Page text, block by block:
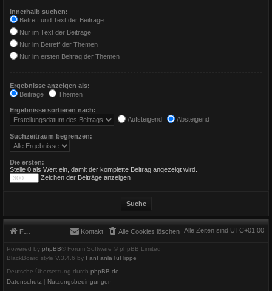
Innerhalb suchen:
Betreff und Text der Beiträge
Nur im Text der Beiträge
Nur im Betreff der Themen
Nur im ersten Beitrag der Themen
Ergebnisse anzeigen als:
Beiträge
Themen
Ergebnisse sortieren nach:
Aufsteigend
Absteigend
Suchzeitraum begrenzen:
Die ersten:
Stelle 0 als Wert ein, damit der komplette Beitrag angezeigt wird.
Zeichen der Beiträge anzeigen
Foren-Übersicht Alle Zeiten sind UTC+01:00
Alle Cookies löschen
Kontakt
Powered by phpBB® Forum Software © phpBB Limited
BlackBoard style V.3.4.6 by FanFanlaTuFlippe
Deutsche Übersetzung durch phpBB.de
Datenschutz | Nutzungsbedingungen